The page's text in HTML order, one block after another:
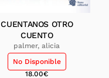
CUENTANOS OTRO
CUENTO
palmer, alicia
No Disponible
18.00€